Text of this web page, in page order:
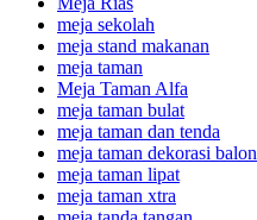
meja sekolah
meja stand makanan
meja taman
Meja Taman Alfa
meja taman bulat
meja taman dan tenda
meja taman dekorasi balon
meja taman lipat
meja taman xtra